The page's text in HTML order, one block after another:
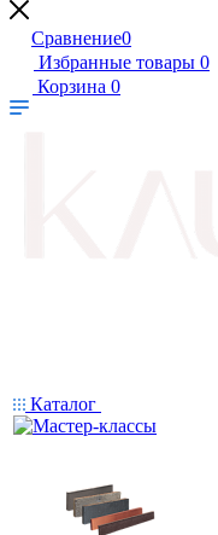
Сравнение0
Избранные товары 0
Корзина 0
Каталог